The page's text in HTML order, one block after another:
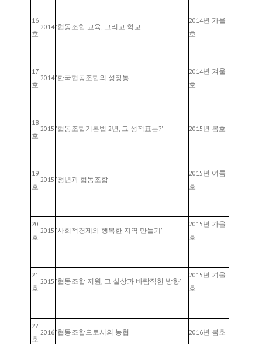
16
호
2014 '협동조합 교육, 그리고 학교'
2014년 가을
호
17
호
2014 '한국협동조합의 성장통'
2014년 겨울
호
18
호
2015 '협동조합기본법 2년, 그 성적표는?' 2015년 봄호
19
호
2015 '청년과 협동조합'
2015년 여름
호
20
호
2015 '사회적경제와 행복한 지역 만들기'
2015년 가을
호
21
호
2015 '협동조합 지원, 그 실상과 바람직한 방향'
2015년 겨울
호
22
호
2016 '협동조합으로서의 농협' 2016년 봄호